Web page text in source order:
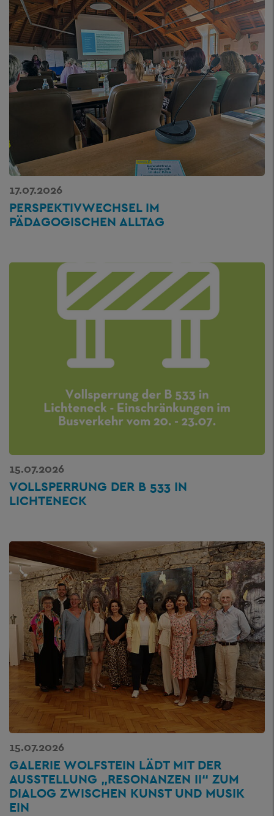
17.07.2026
PERSPEKTIVWECHSEL IM
PÄDAGOGISCHEN ALLTAG
15.07.2026
VOLLSPERRUNG DER B 533 IN
LICHTENECK
15.07.2026
GALERIE WOLFSTEIN LÄDT MIT DER
AUSSTELLUNG „RESONANZEN II“ ZUM
DIALOG ZWISCHEN KUNST UND MUSIK
EIN